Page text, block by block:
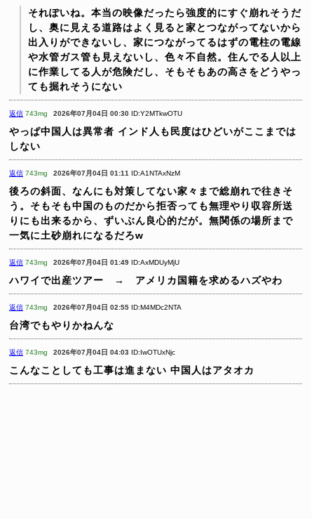
それぽいね。本当の映像だったら強度的にすぐ崩れそうだ
し、奥に見える道路はよく見ると家とつながってないから
出入りができないし、家につながってるはずの電柱の電線
や水管ガス管も見えないし、色々不自然。住んでる人以上
に作業してる人が危険だし、そもそもあの高さをどうやっ
ても掘れそうにない
返信 743mg 2026年07月04日 00:30 ID:Y2MTkwOTU
やっぱ中国人は異常者 インド人も民度はひどいがここまでは
しない
返信 743mg 2026年07月04日 01:11 ID:A1NTAxNzM
後ろの斜面、なんにも対策してない家々まで総崩れで往きそ
う。そもそも中国のものだから拒否っても無理やり収容所送
りにも出来るから、ずいぶん良心的だが。無関係の場所まで
一気に土砂崩れになるだろw
返信 743mg 2026年07月04日 01:49 ID:AxMDUyMjU
ハワイで出産ツアー → アメリカ国籍を求めるハズやわ
返信 743mg 2026年07月04日 02:55 ID:M4MDc2NTA
台湾でもやりかねんな
返信 743mg 2026年07月04日 04:03 ID:IwOTUxNjc
こんなことしても工事は進まない 中国人はアタオカ